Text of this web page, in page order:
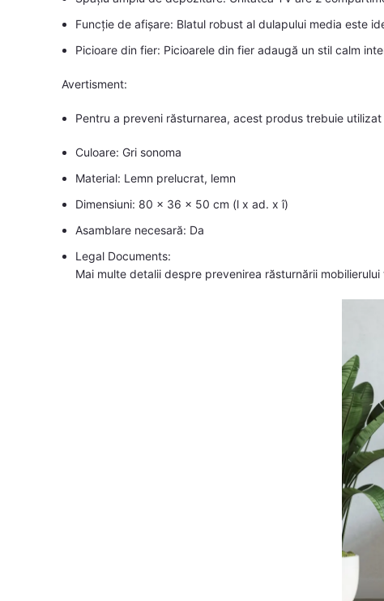
Funcție de afișare: Blatul robust al dulapului media este
Picioare din fier: Picioarele din fier adaugă un stil calm
Avertisment:
Pentru a preveni răsturnarea, acest produs trebuie
Culoare: Gri sonoma
Material: Lemn prelucrat, lemn
Dimensiuni: 80 x 36 x 50 cm (l x ad. x î)
Asamblare necesară: Da
Legal Documents:
Mai multe detalii despre prevenirea răsturnării